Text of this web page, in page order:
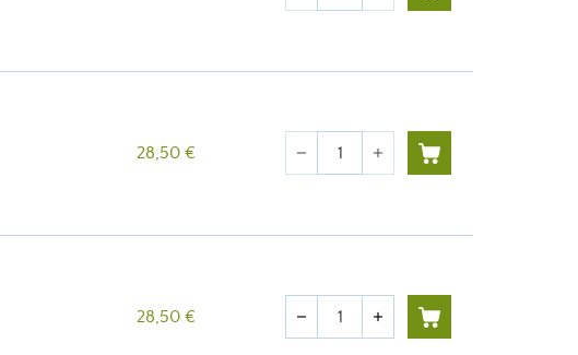
28,50 € Quantité
remove add
28,50 € Quantité
remove add